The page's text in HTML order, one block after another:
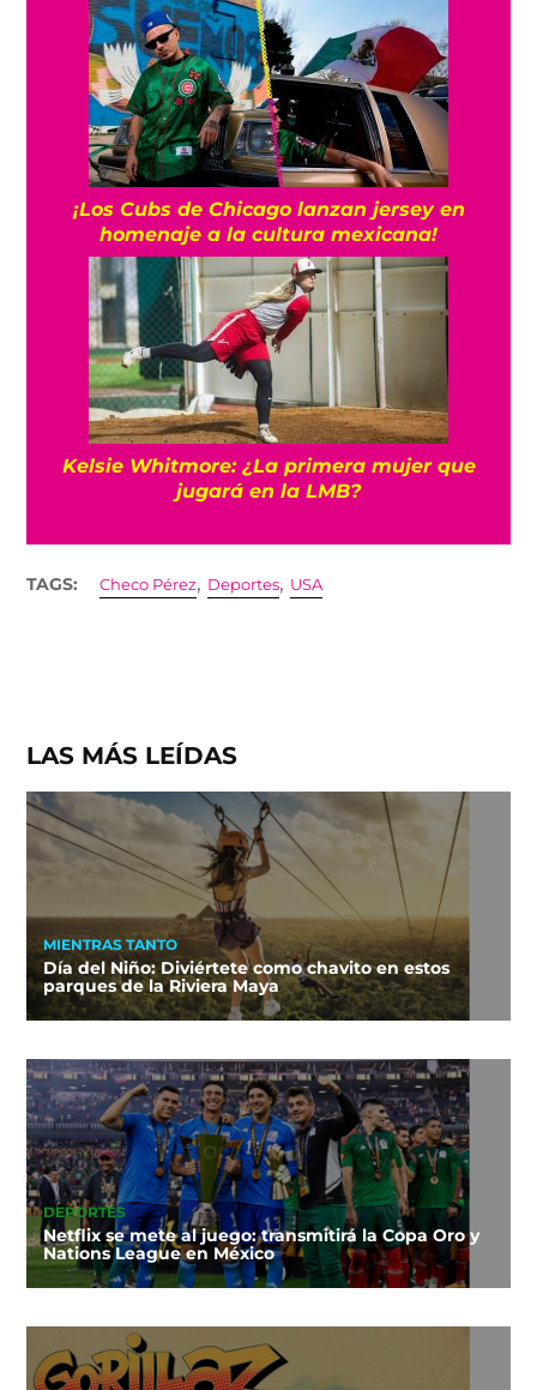
¡Los Cubs de Chicago lanzan jersey en
homenaje a la cultura mexicana!
Kelsie Whitmore: ¿La primera mujer que
jugará en la LMB?
TAGS: Checo Pérez, Deportes, USA
LAS MÁS LEÍDAS
MIENTRAS TANTO
Día del Niño: Diviértete como chavito en estos
parques de la Riviera Maya
DEPORTES
Netflix se mete al juego: transmitirá la Copa Oro y
Nations League en México